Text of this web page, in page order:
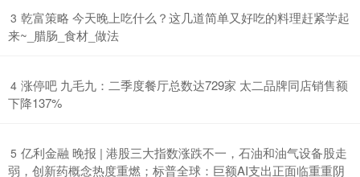
3 ​乾富策略 今天晚上吃什么？这几道简单又好吃的料理赶紧学起
来~_腊肠_食材_做法
4 ​涨停吧 九毛九：二季度餐厅总数达729家 太二品牌同店销售额
下降137%
5 ​亿利金融 晚报 | 港股三大指数涨跌不一，石油和油气设备股走
弱，创新药概念热度重燃；标普全球：巨额AI支出正面临重重阴